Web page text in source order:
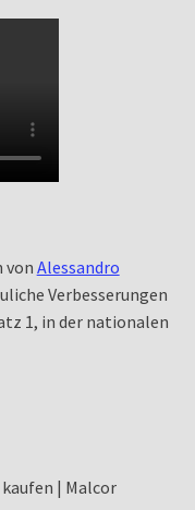
vonAlessandro
Verbesserungen
1, in der nationalen
| Malcor